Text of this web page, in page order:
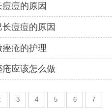
痘的原因
痘痘的原因
疮的护理
应该怎么做
3 4 5 6 7